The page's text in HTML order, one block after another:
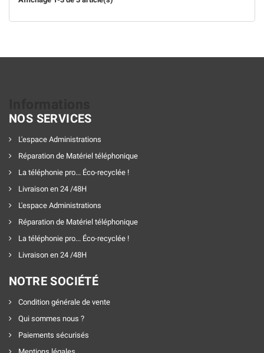
NOS SERVICES
L'espace Administrations
Réparation de Matériel téléphonique
La téléphonie pro... Éco-recyclée !
Livraison en 24 /48H
L'espace Administrations
Réparation de Matériel téléphonique
La téléphonie pro... Éco-recyclée !
Livraison en 24 /48H
NOTRE SOCIÉTÉ
Condition générale de vente
Qui sommes nous ?
Paiements sécurisés